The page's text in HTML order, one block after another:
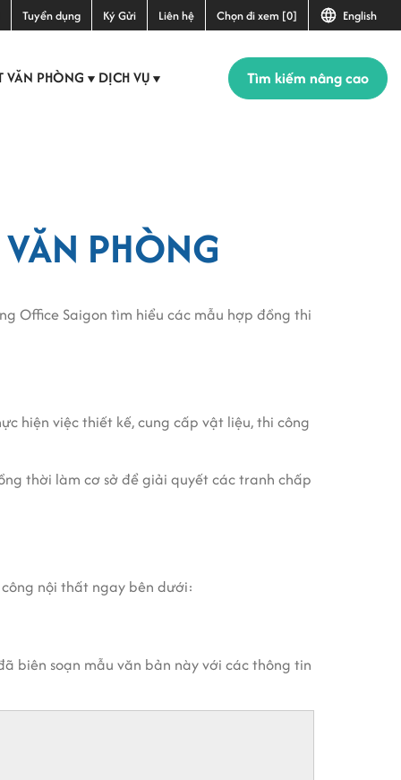
Tuyển dụng Ký Gửi Liên hệ Chọn đi xem [0] English
VĂN PHÒNG ▼ DỊCH VỤ ▼ Tìm kiếm nâng cao
PHÒNG
Office Saigon tìm hiểu các mẫu hợp đồng thi
hiện việc thiết kế, cung cấp vật liệu, thi công
thời làm cơ sở để giải quyết các tranh chấp
nội thất ngay bên dưới:
biên soạn mẫu văn bản này với các thông tin